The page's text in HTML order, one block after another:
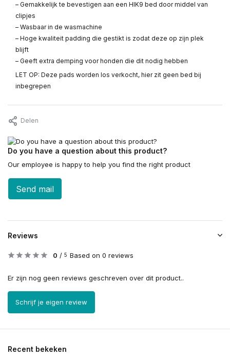
– Gemakkelijk te bevestigen aan een HIK9 bed door middel van
clipjes
– Wasbaar in de wasmachine
– Hoge kwaliteit padding die gestikt is zodat deze op zijn plek
blijft
– Geeft extra demping voor honden die dit nodig hebben
LET OP: Deze pads worden los verkocht, hier zit geen bed bij
inbegrepen
Delen
Do you have a question about this product?
Our employee is happy to help you find the right product
Send mail
Reviews
0 / 5 Based on 0 reviews
Er zijn nog geen reviews geschreven over dit product..
Schrijf je eigen review
Recent bekeken